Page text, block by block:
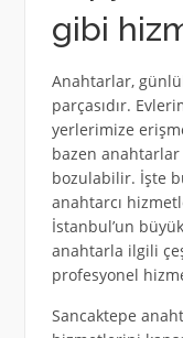
gibi
Anahtarlar,
parçasıdır.
yerlerimize
bazen anahtarlar
bozulabilir. İşte
anahtarcı
İstanbul’un
anahtarla ilgili
profesyonel
Sancaktepe